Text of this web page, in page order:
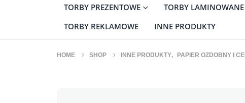
TORBY PREZENTOWE TORBY LAMINOWANE
TORBY REKLAMOWE
INNE PRODUKTY
HOME SHOP INNE PRODUKTY, PAPIER OZDOBNY I